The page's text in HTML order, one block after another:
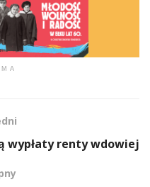
wypłaty renty wdowiej